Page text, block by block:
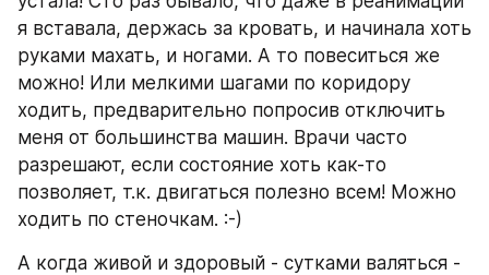
я вставала, держась за кровать, и начинала хоть
руками махать, и ногами. А то повеситься же
можно! Или мелкими шагами по коридору
ходить, предварительно попросив отключить
меня от большинства машин. Врачи часто
разрешают, если состояние хоть как-то
позволяет, т.к. двигаться полезно всем! Можно
ходить по стеночкам. :-)
А когда живой и здоровый - сутками валяться -